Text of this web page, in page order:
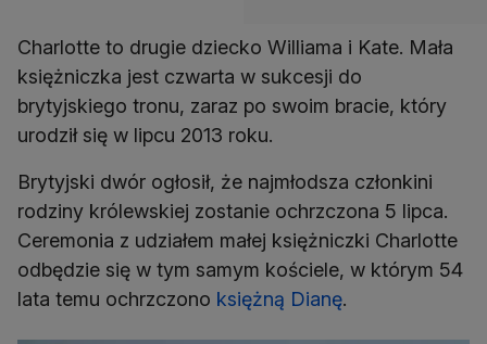
Charlotte to drugie dziecko Williama i Kate. Mała
księżniczka jest czwarta w sukcesji do
brytyjskiego tronu, zaraz po swoim bracie, który
urodził się w lipcu 2013 roku.
Brytyjski dwór ogłosił, że najmłodsza członkini
rodziny królewskiej zostanie ochrzczona 5 lipca.
Ceremonia z udziałem małej księżniczki Charlotte
odbędzie się w tym samym kościele, w którym 54
lata temu ochrzczono księżną Dianę.